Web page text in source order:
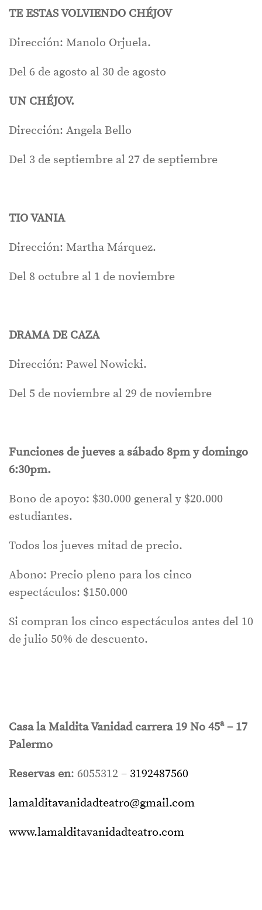
TE ESTAS VOLVIENDO CHÉJOV
Dirección: Manolo Orjuela.
Del 6 de agosto al 30 de agosto
UN CHÉJOV.
Dirección: Angela Bello
Del 3 de septiembre al 27 de septiembre
TIO VANIA
Dirección: Martha Márquez.
Del 8 octubre al 1 de noviembre
DRAMA DE CAZA
Dirección: Pawel Nowicki.
Del 5 de noviembre al 29 de noviembre
Funciones de jueves a sábado 8pm y domingo
6:30pm.
Bono de apoyo: $30.000 general y $20.000
estudiantes.
Todos los jueves mitad de precio.
Abono: Precio pleno para los cinco
espectáculos: $150.000
Si compran los cinco espectáculos antes del 10
de julio 50% de descuento.
Casa la Maldita Vanidad carrera 19 No 45ª – 17
Palermo
Reservas en: 6055312 – 3192487560
lamalditavanidadteatro@gmail.com
www.lamalditavanidadteatro.com